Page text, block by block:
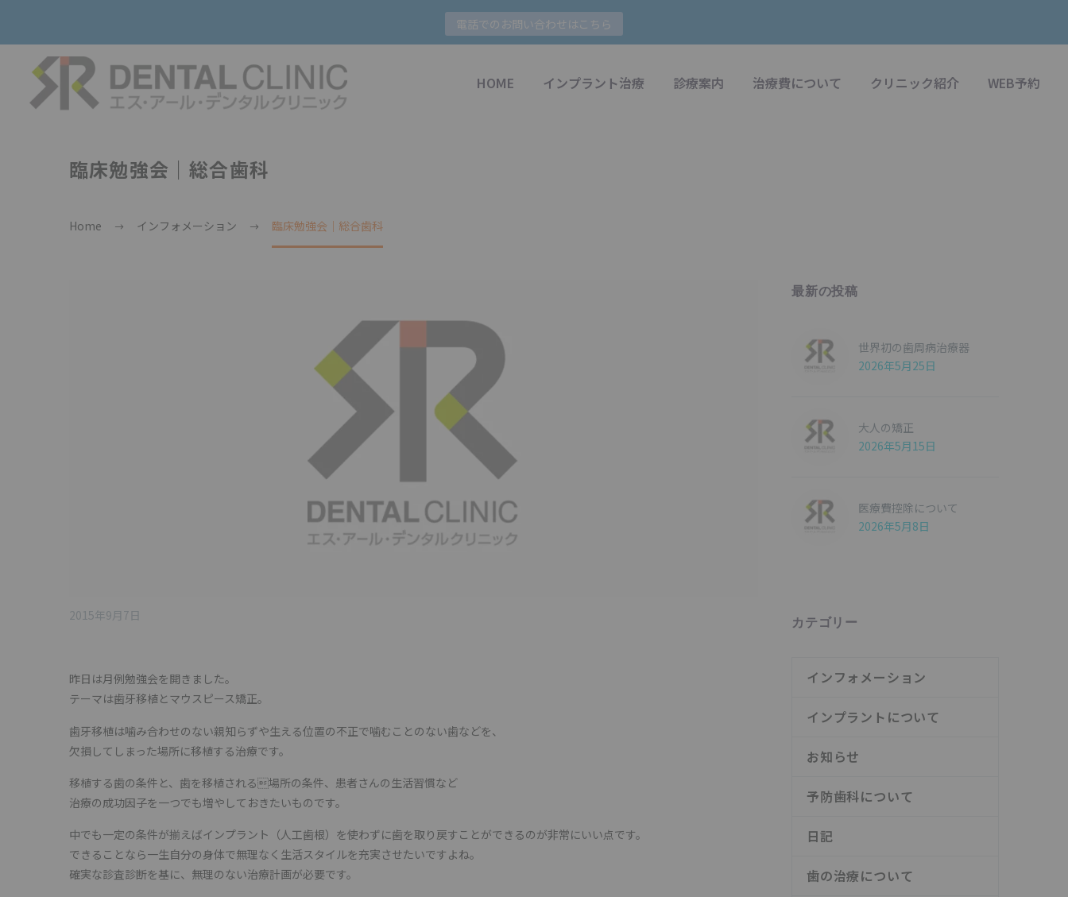
電話でのお問い合わせはこちら
HOME インプラント治療 診療案内 治療費について クリニック紹介 WEB予約
臨床勉強会｜総合歯科
Home インフォメーション 臨床勉強会｜総合歯科
2015年9月7日
昨日は月例勉強会を開きました。
テーマは歯牙移植とマウスピース矯正。
歯牙移植は噛み合わせのない親知らずや生える位置の不正で噛むことのない歯などを、
欠損してしまった場所に移植する治療です。
移植する歯の条件と、歯を移植される場所の条件、患者さんの生活習慣など
治療の成功因子を一つでも増やしておきたいものです。
中でも一定の条件が揃えばインプラント（人工歯根）を使わずに歯を取り戻すことができるのが非常にいい点です。
できることなら一生自分の身体で無理なく生活スタイルを充実させたいですよね。
確実な診査診断を基に、無理のない治療計画が必要です。
最新の投稿
世界初の歯周病治療器
2026年5月25日
大人の矯正
2026年5月15日
医療費控除について
2026年5月8日
カテゴリー
インフォメーション
インプラントについて
お知らせ
予防歯科について
日記
歯の治療について